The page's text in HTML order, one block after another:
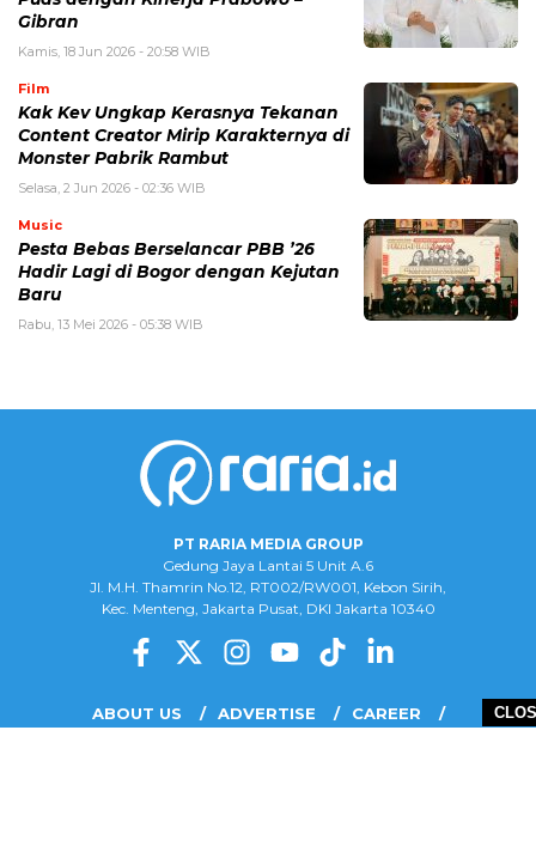
Gibran
Kamis, 18 Jun 2026 - 20:58 WIB
Film
Kak Kev Ungkap Kerasnya Tekanan
Content Creator Mirip Karakternya di
Monster Pabrik Rambut
Selasa, 2 Jun 2026 - 02:36 WIB
Music
Pesta Bebas Berselancar PBB ’26
Hadir Lagi di Bogor dengan Kejutan
Baru
Rabu, 13 Mei 2026 - 05:38 WIB
PT RARIA MEDIA GROUP
Gedung Jaya Lantai 5 Unit A.6
Jl. M.H. Thamrin No.12, RT002/RW001, Kebon Sirih,
Kec. Menteng, Jakarta Pusat, DKI Jakarta 10340
ABOUT US ADVERTISE
CAREER